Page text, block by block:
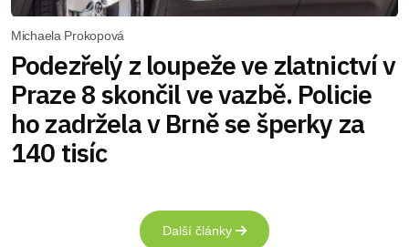
Michaela Prokopová
Podezřelý z loupeže ve zlatnictví v
Praze 8 skončil ve vazbě. Policie
ho zadržela v Brně se šperky za
140 tisíc
Další články